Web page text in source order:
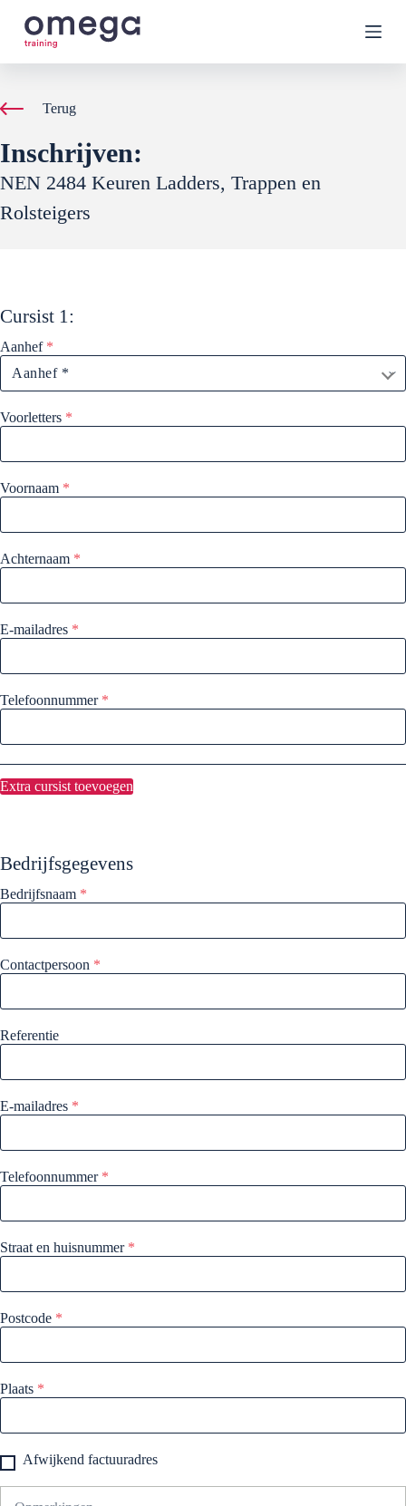
G
a
d
i
n
h
u
Terug
Inschrijven:
NEN 2484 Keuren Ladders, Trappen en
Rolsteigers
Cursist 1:
Aanhef *
Voorletters *
Voornaam *
Achternaam *
E-mailadres *
Telefoonnummer *
Extra cursist toevoegen
Bedrijfsgegevens
Bedrijfsnaam *
Contactpersoon *
Referentie
E-mailadres *
Telefoonnummer *
Straat en huisnummer *
Postcode *
Plaats *
Afwijkend factuuradres